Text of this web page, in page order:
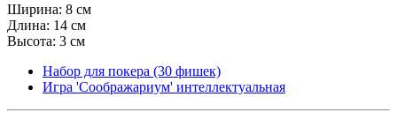
Ширина: 8 см
Длина: 14 см
Высота: 3 см
Набор для покера (30 фишек)
Игра 'Соображариум' интеллектуальная